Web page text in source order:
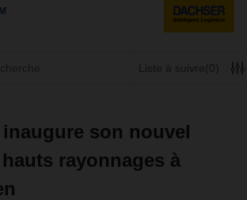
Liste à suivre(0)
inaugure son nouvel
rayonnages à